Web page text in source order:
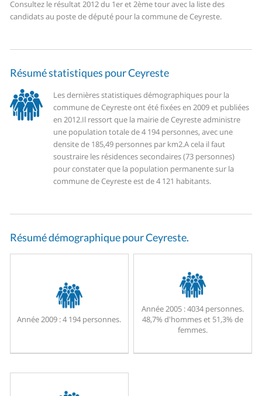
Consultez le résultat 2012 du 1er et 2ème tour avec la liste des
candidats au poste de député pour la commune de Ceyreste.
Résumé statistiques pour Ceyreste
Les dernières statistiques démographiques pour la
commune de Ceyreste ont été fixées en 2009 et publiées
en 2012.Il ressort que la mairie de Ceyreste administre
une population totale de 4 194 personnes, avec une
densite de 185,49 personnes par km2.A cela il faut
soustraire les résidences secondaires (73 personnes)
pour constater que la population permanente sur la
commune de Ceyreste est de 4 121 habitants.
Résumé démographique pour Ceyreste.
Année 2009 :4 194 personnes.
Année 2005 :4034 personnes.
48,7% d'hommes et 51,3% de
femmes.